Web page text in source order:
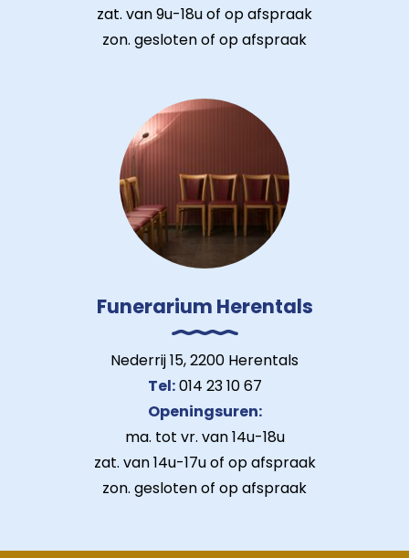
zat. van 9u-18u of op afspraak
zon. gesloten of op afspraak
Funerarium Herentals
Nederrij 15, 2200 Herentals
Tel:014 23 10 67
Openingsuren:
ma. tot vr. van 14u-18u
zat. van 14u-17u of op afspraak
zon. gesloten of op afspraak